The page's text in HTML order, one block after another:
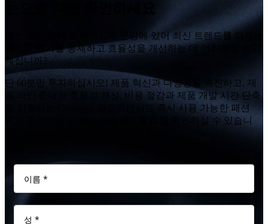
패션 또는 리테일 브랜드의 운영에 있어 최신 트렌드를 따르는
동시에 원가를 통제하고 효율성을 개선하는 데 어려움을 겪고
계십니까?
단 60분만 투자하십시오! 제품 혁신과 다양성을 촉진하고, 제
품 라인 증대와 효율성 개선, 비용 절감과 제품 개발 시간 단축
을 지원하는 Centric의 정교하면서도 즉시 사용 가능한 패션
PLM과 리테일 PLM 소프트웨어를 직접 확인하실 수 있습니